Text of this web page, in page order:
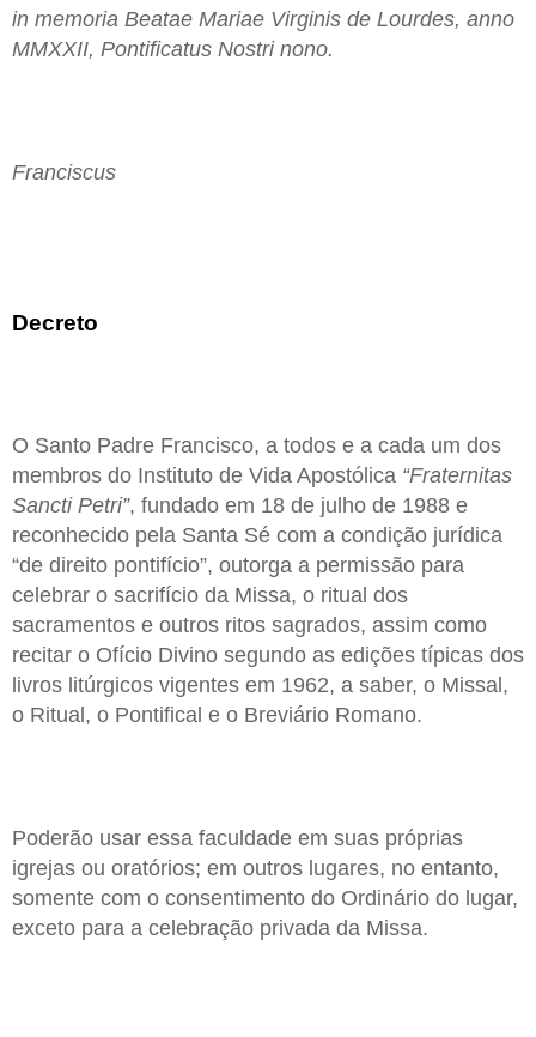
in memoria Beatae Mariae Virginis de Lourdes, anno
MMXXII, Pontificatus Nostri nono.
Franciscus
Decreto
O Santo Padre Francisco, a todos e a cada um dos
membros do Instituto de Vida Apostólica “Fraternitas
Sancti Petri”, fundado em 18 de julho de 1988 e
reconhecido pela Santa Sé com a condição jurídica
“de direito pontifício”, outorga a permissão para
celebrar o sacrifício da Missa, o ritual dos
sacramentos e outros ritos sagrados, assim como
recitar o Ofício Divino segundo as edições típicas dos
livros litúrgicos vigentes em 1962, a saber, o Missal,
o Ritual, o Pontifical e o Breviário Romano.
Poderão usar essa faculdade em suas próprias
igrejas ou oratórios; em outros lugares, no entanto,
somente com o consentimento do Ordinário do lugar,
exceto para a celebração privada da Missa.